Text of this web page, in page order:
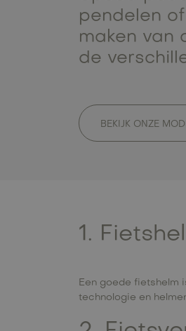
pendelen
maken van
de
BEKIJK ONZE
1.
Een goede fietshelm
technologie en